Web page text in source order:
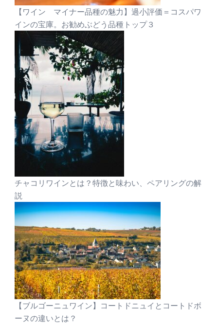
【ワイン マイナー品種の魅力】過小評価＝コスパワ
インの宝庫。お勧めぶどう品種トップ３
チャコリワインとは？特徴と味わい、ペアリングの解
説
【ブルゴーニュワイン】コートドニュイとコートドボ
ーヌの違いとは？